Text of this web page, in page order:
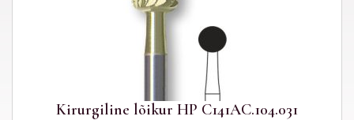
Kirurgiline lõikur HP C141AC.104.031